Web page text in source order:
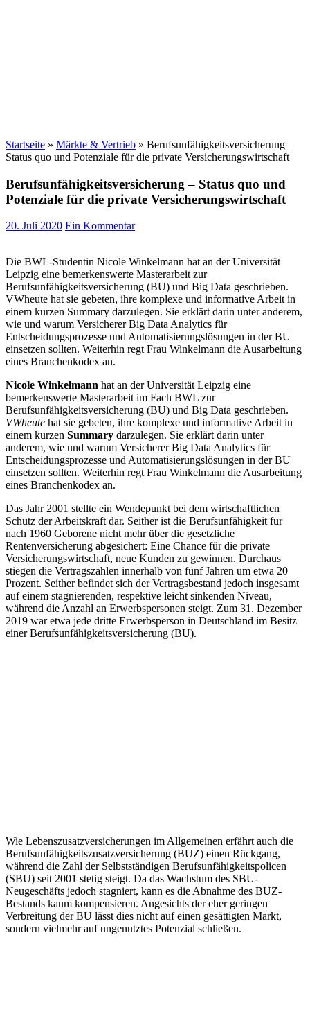
Startseite » Märkte & Vertrieb » Berufsunfähigkeitsversicherung –
Status quo und Potenziale für die private Versicherungswirtschaft
Berufsunfähigkeitsversicherung – Status quo und
Potenziale für die private Versicherungswirtschaft
20. Juli 2020 Ein Kommentar
Die BWL-Studentin Nicole Winkelmann hat an der Universität
Leipzig eine bemerkenswerte Masterarbeit zur
Berufsunfähigkeitsversicherung (BU) und Big Data geschrieben.
VWheute hat sie gebeten, ihre komplexe und informative Arbeit in
einem kurzen Summary darzulegen. Sie erklärt darin unter anderem,
wie und warum Versicherer Big Data Analytics für
Entscheidungsprozesse und Automatisierungslösungen in der BU
einsetzen sollten. Weiterhin regt Frau Winkelmann die Ausarbeitung
eines Branchenkodex an.
Nicole Winkelmann hat an der Universität Leipzig eine
bemerkenswerte Masterarbeit im Fach BWL zur
Berufsunfähigkeitsversicherung (BU) und Big Data geschrieben.
VWheute hat sie gebeten, ihre komplexe und informative Arbeit in
einem kurzen Summary darzulegen. Sie erklärt darin unter
anderem, wie und warum Versicherer Big Data Analytics für
Entscheidungsprozesse und Automatisierungslösungen in der BU
einsetzen sollten. Weiterhin regt Frau Winkelmann die Ausarbeitung
eines Branchenkodex an.
Das Jahr 2001 stellte ein Wendepunkt bei dem wirtschaftlichen
Schutz der Arbeitskraft dar. Seither ist die Berufsunfähigkeit für
nach 1960 Geborene nicht mehr über die gesetzliche
Rentenversicherung abgesichert: Eine Chance für die private
Versicherungswirtschaft, neue Kunden zu gewinnen. Durchaus
stiegen die Vertragszahlen innerhalb von fünf Jahren um etwa 20
Prozent. Seither befindet sich der Vertragsbestand jedoch insgesamt
auf einem stagnierenden, respektive leicht sinkenden Niveau,
während die Anzahl an Erwerbspersonen steigt. Zum 31. Dezember
2019 war etwa jede dritte Erwerbsperson in Deutschland im Besitz
einer Berufsunfähigkeitsversicherung (BU).
Wie Lebenszusatzversicherungen im Allgemeinen erfährt auch die
Berufsunfähigkeitszusatzversicherung (BUZ) einen Rückgang,
während die Zahl der Selbstständigen Berufsunfähigkeitspolicen
(SBU) seit 2001 stetig steigt. Da das Wachstum des SBU-
Neugeschäfts jedoch stagniert, kann es die Abnahme des BUZ-
Bestands kaum kompensieren. Angesichts der eher geringen
Verbreitung der BU lässt dies nicht auf einen gesättigten Markt,
sondern vielmehr auf ungenutztes Potenzial schließen.